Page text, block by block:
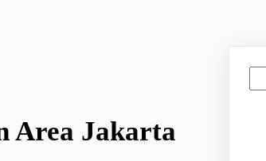
Area Jakarta